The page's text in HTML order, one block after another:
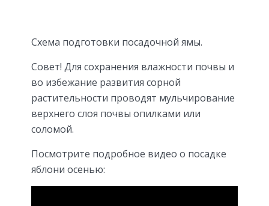
Схема подготовки посадочной ямы.
Совет! Для сохранения влажности почвы и
во избежание развития сорной
растительности проводят мульчирование
верхнего слоя почвы опилками или
соломой.
Посмотрите подробное видео о посадке
яблони осенью: